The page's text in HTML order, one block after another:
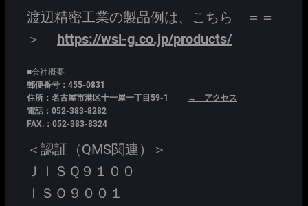
渡辺精密工業の製品例は、こちら ＝＝
＞
https://wsl-g.co.jp/products/
■会社概要
郵便番号：455-0831
住所：名古屋市港区十一屋一丁目59-1
→ アクセス
電話：052-383-8282
FAX.：052-383-8324
＜認証（QMS関連）＞
ＪＩＳＱ９１００
ＩＳＯ９００１